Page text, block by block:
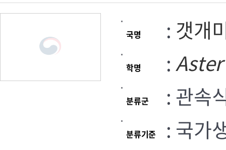
국명 : 갯개
학명 :Aster
분류군 : 관속
분류기준 : 국가